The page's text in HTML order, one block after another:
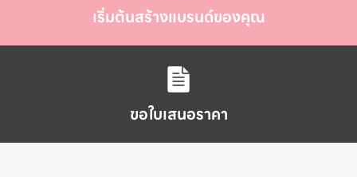
เริ่มต้นสร้างแบรนด์ของคุณ
ขอใบเสนอราคา